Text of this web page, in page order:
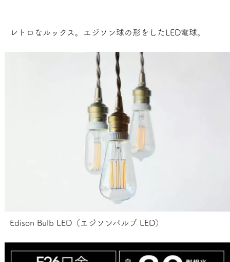
レトロなルックス。エジソン球の形をしたLED電球。
Edison Bulb LED（エジソンバルブ LED）